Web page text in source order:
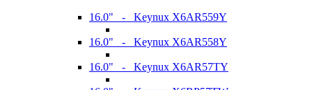
16.0" - Keynux X6AR559Y
16.0" - Keynux X6AR558Y
16.0" - Keynux X6AR57TY